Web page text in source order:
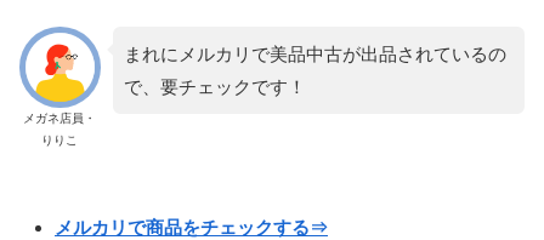
メガネ店員・
りりこ
まれにメルカリで美品中古が出品されているの
で、要チェックです！
メルカリで商品をチェックする⇒